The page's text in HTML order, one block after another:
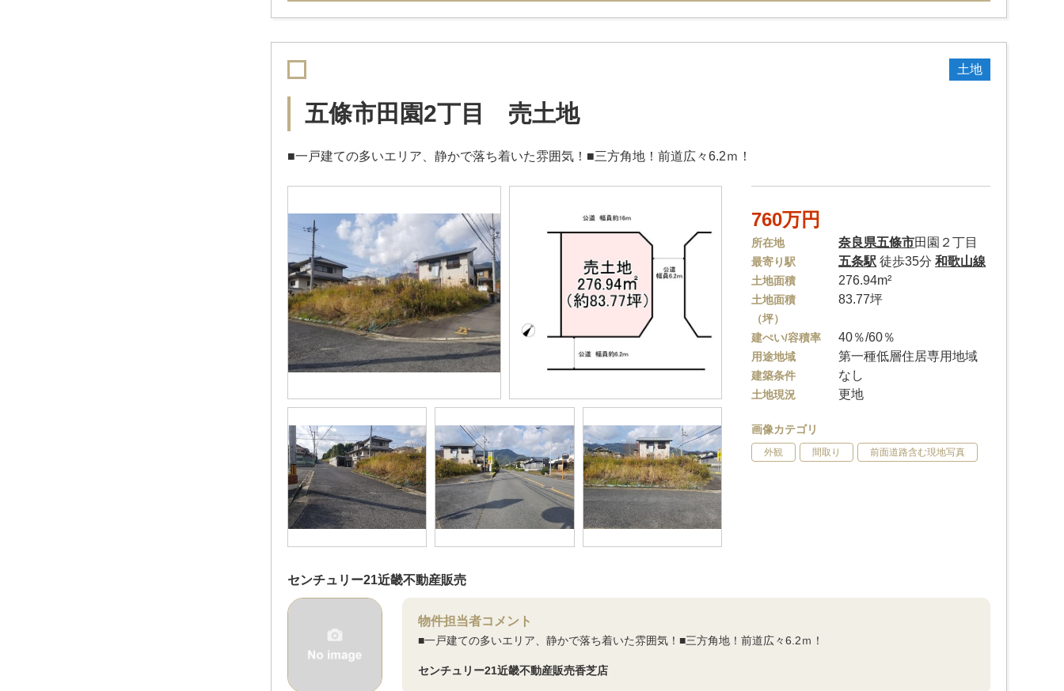
土地
五條市田園2丁目 売土地
■一戸建ての多いエリア、静かで落ち着いた雰囲気！■三方角地！前道広々6.2ｍ！
760万円
所在地 奈良県五條市田園２丁目
最寄り駅 五条駅 徒歩35分和歌山線
土地面積 276.94m²
土地面積
（坪）
83.77坪
建ぺい/容積率 40％/60％
用途地域 第一種低層住居専用地域
建築条件 なし
土地現況 更地
画像カテゴリ
外観 間取り 前面道路含む現地写真
センチュリー21近畿不動産販売
物件担当者コメント
■一戸建ての多いエリア、静かで落ち着いた雰囲気！■三方角地！前道広々6.2ｍ！
センチュリー21近畿不動産販売香芝店